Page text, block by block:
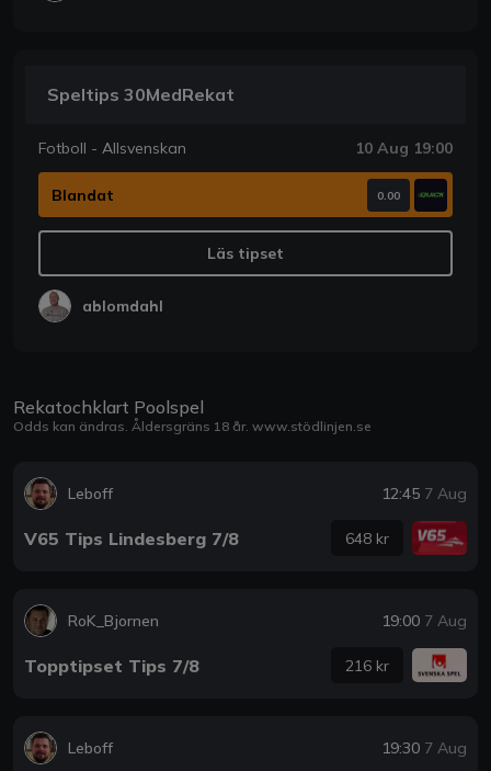
Speltips 30MedRekat
Fotboll - Allsvenskan 10 Aug 19:00
Blandat 0.00
Läs tipset
ablomdahl
Rekatochklart Poolspel
Odds kan ändras. Åldersgräns 18 år. www.stödlinjen.se
Leboff 12:45 7 Aug
V65 Tips Lindesberg 7/8 648 kr
RoK_Bjornen 19:00 7 Aug
Topptipset Tips 7/8 216 kr
Leboff 19:30 7 Aug